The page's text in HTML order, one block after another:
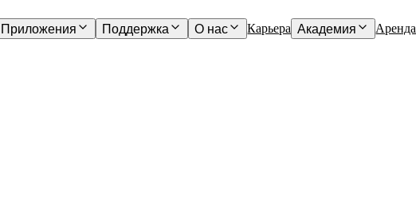
Приложения Поддержка О нас Карьера Академия Аренда